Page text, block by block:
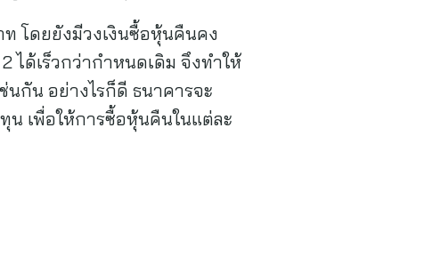
โดยยังมีวงเงินซื้อหุ้นคืนคง
ได้เร็วกว่ากำหนดเดิม จึงทำให้
นกัน อย่างไรก็ดี ธนาคารจะ
เพื่อให้การซื้อหุ้นคืนในแต่ละ